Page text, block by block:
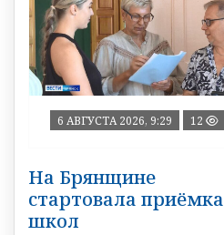
6 АВГУСТА 2026, 9:29 12
На Брянщине
стартовала приёмка
школ